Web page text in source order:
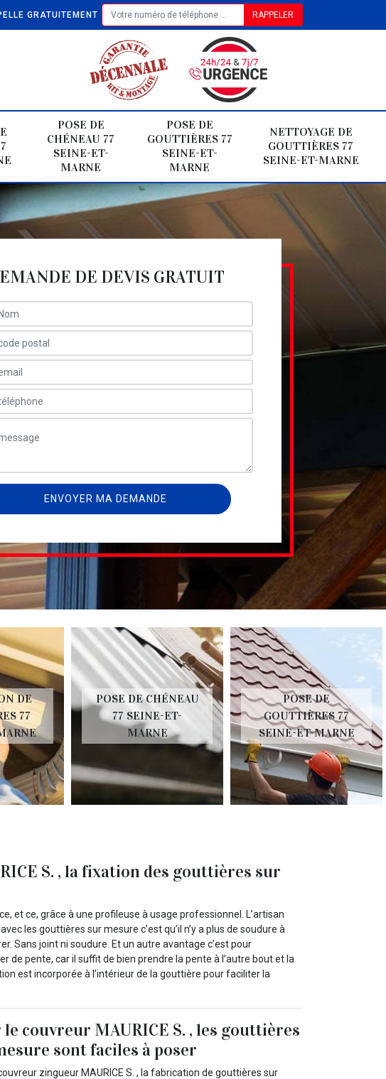
GRATUITEMENT
POSE DE
CHÉNEAU 77
SEINE-ET-
MARNE
POSE DE
GOUTTIÈRES 77
SEINE-ET-
MARNE
NETTOYAGE DE
GOUTTIÈRES 77
SEINE-ET-MARNE
DE DEVIS GRATUIT
DE
77
POSE DE CHÉNEAU
77 SEINE-ET-
MARNE
POSE DE
GOUTTIÈRES 77
SEINE-ET-MARNE
S. , la fixation des gouttières sur
et ce, grâce à une profileuse à usage professionnel. L’artisan
les gouttières sur mesure c’est qu’il n’y a plus de soudure à
Sans joint ni soudure. Et un autre avantage c’est pour
de pente, car il suffit de bien prendre la pente à l’autre bout et la
est incorporée à l’intérieur de la gouttière pour faciliter la
couvreur MAURICE S. , les gouttières
sont faciles à poser
zingueur MAURICE S. , la fabrication de gouttières sur